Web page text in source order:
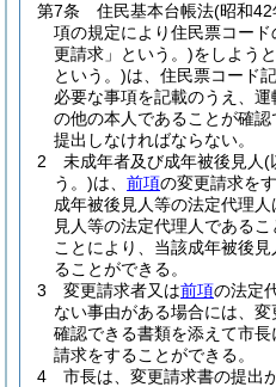
第7条
住民基本台帳法(昭和42
項の規定により住民票コー
更請求」という。)をしよう
という。)は、住民票コード
必要な事項を記載のうえ、
の他の本人であることが確
提出しなければならない。
2
未成年者及び成年被後見人(
う。)は、 前項の変更請求を
成年被後見人等の法定代理
見人等の法定代理人である
ことにより、当該成年被後
ることができる。
3
変更請求者又は前項の法定
ない事由がある場合には、
確認できる書類を添えて市
請求をすることができる。
4
市長は、変更請求書の提出